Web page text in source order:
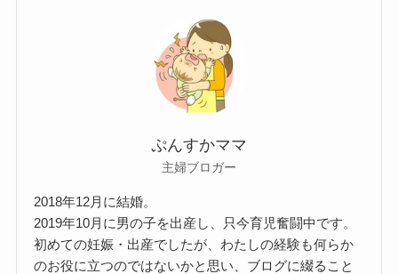
ぷんすかママ
主婦ブロガー
2018年12月に結婚。
2019年10月に男の子を出産し、只今育児奮闘中です。
初めての妊娠・出産でしたが、わたしの経験も何らか
のお役に立つのではないかと思い、ブログに綴ること